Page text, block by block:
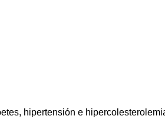
hipertensión e